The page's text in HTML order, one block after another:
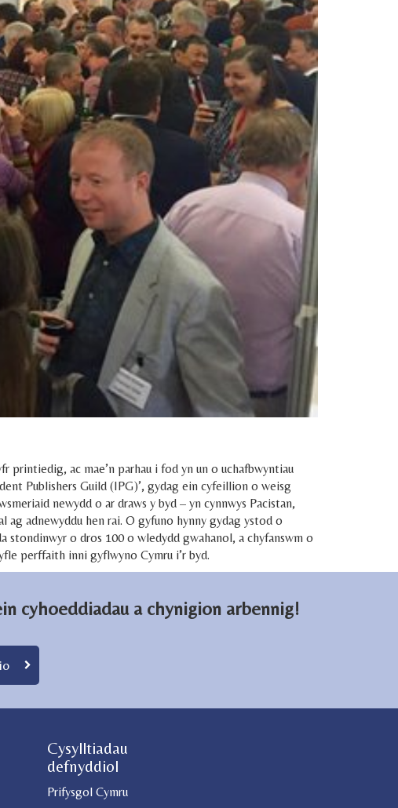
printiedig, ac mae’n parhau i fod yn un o uchafbwyntiau
Publishers Guild (IPG)’, gydag ein cyfeillion o weisg
newydd o ar draws y byd – yn cynnwys Pacistan,
adnewyddu hen rai. O gyfuno hynny gydag ystod o
o dros 100 o wledydd gwahanol, a chyfanswm o
perffaith inni gyflwyno Cymru i’r byd.
cyhoeddiadau a chynigion arbennig!
Cysylltiadau
defnyddiol
Prifysgol Cymru